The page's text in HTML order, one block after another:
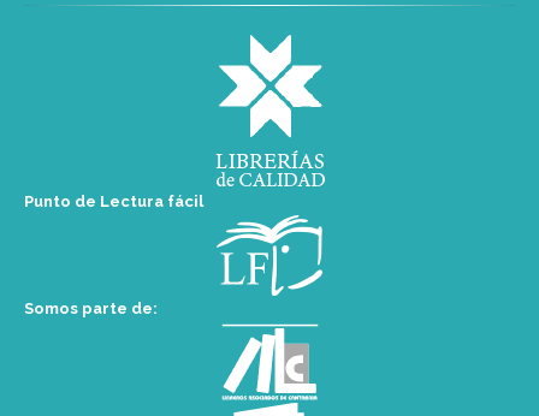
Punto de Lectura fácil
Somos parte de: